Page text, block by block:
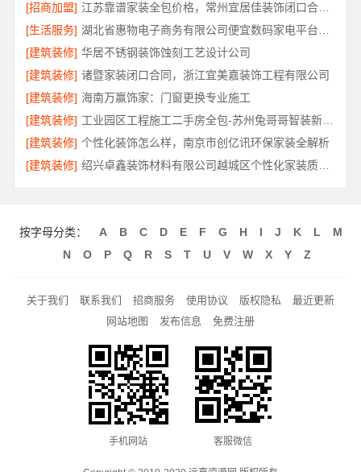
[招商加盟]
江苏靠谱家装全包价格，常州宜居佳装饰闭口合同详解
[生活服务]
[建筑装修] 华居不锈钢装饰蚀刻工艺设计公司
[建筑装修] 诸暨家装闭口合同，浙江宜美嘉装饰工程有限公司
[建筑装修] 海南万赢饰家：门窗更换专业施工
[建筑装修]
工业园区工程施工二手房全包-苏州兔哥哥智装新材料有限公司
[建筑装修] 个性化装饰怎么样，南京市创亿讯环保家装全解析
[建筑装修]
绍兴卓鑫装饰材料有限公司越城区个性化家装质量有保障
按字母分类： A B C D E F G H I J K L
M
N
O P Q R S T U V W X Y Z
关于我们 联系我们 招商服务 使用协议 版权隐私
最近更新
网站地图
发布信息 免费注册
手机网站 客服微信